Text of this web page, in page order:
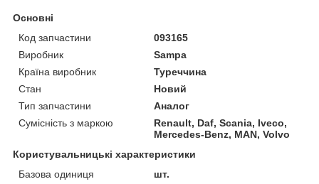
Основні
Код запчастини
093165
Виробник
Sampa
Країна виробник
Туреччина
Стан
Новий
Тип запчастини
Аналог
Сумісність з маркою
Renault, Daf, Scania, Iveco,
Mercedes-Benz, MAN, Volvo
Користувальницькі характеристики
Базова одиниця
шт.